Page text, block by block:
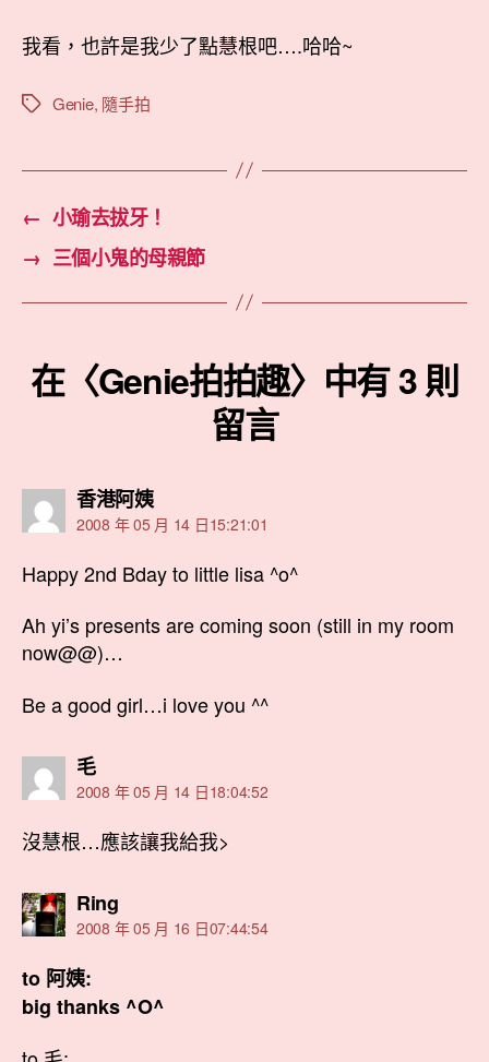
我看，也許是我少了點慧根吧….哈哈~
標
Genie, 隨手拍
← 小瑜去拔牙！
→ 三個小鬼的母親節
在〈Genie拍拍趣〉中有 3 則
留言
香港阿姨表
示:
2008 年 05 月 14 日15:21:01
Happy 2nd Bday to little lisa ^o^
Ah yi’s presents are coming soon (still in my room
now@@)…
Be a good girl…i love you ^^
毛表
示:
2008 年 05 月 14 日18:04:52
沒慧根…應該讓我給我>
Ring表
示:
2008 年 05 月 16 日07:44:54
to 阿姨:
big thanks ^O^